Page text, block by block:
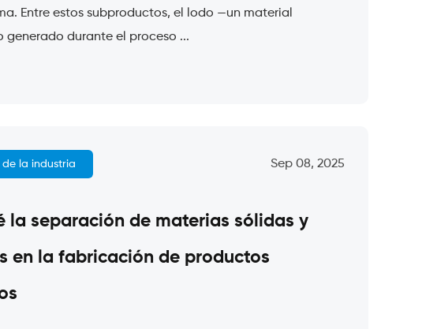
Entre estos subproductos, el lodo —un material
generado durante el proceso ...
de la industria Sep 08, 2025
la separación de materias sólidas y
en la fabricación de productos